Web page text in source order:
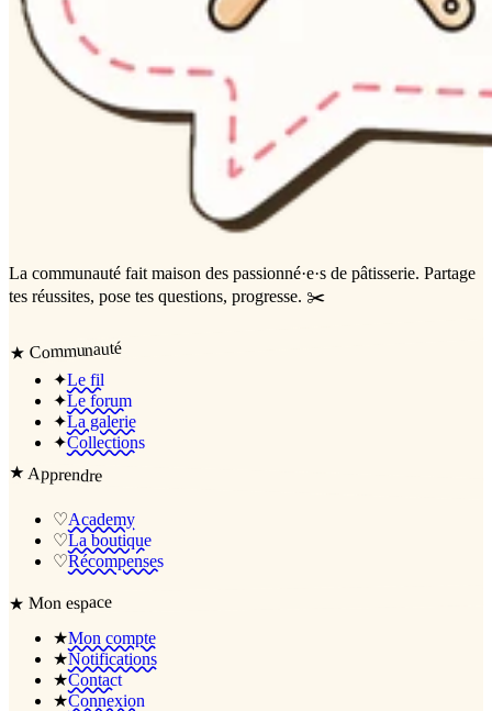
La communauté fait maison des passionné·e·s de pâtisserie. Partage
tes réussites, pose tes questions, progresse. ✂️
★ Communauté
✦Le fil
✦Le forum
✦La galerie
✦Collections
★Apprendre
♡Academy
♡La boutique
♡Récompenses
★Mon espace
★Mon compte
★Notifications
★Contact
★Connexion